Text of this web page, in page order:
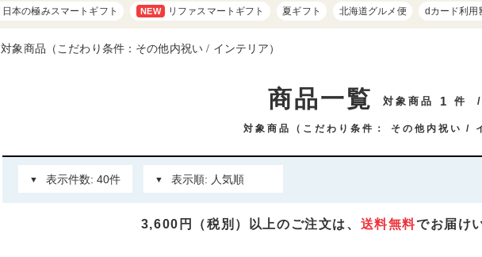
日本の極みスマートギフト NEW リファスマートギフト 夏ギフト 北海道グルメ便 dカード利用
対象商品（こだわり条件：その他内祝い / インテリア）
商品一覧 対象商品 1 件
対象商品（こだわり条件： その他内祝い
3,600円（税別）以上のご注文は、 送料無料でお届け